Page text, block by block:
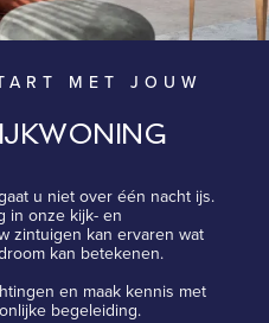
MET JOUW
u niet over één nacht ijs.
in onze kijk- en
zintuigen kan ervaren wat
kan betekenen.
en maak kennis met
begeleiding.